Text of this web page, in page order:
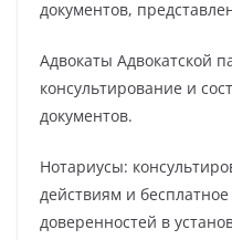
документов,
Адвокаты Адвокатской
консультирование и
документов.
Нотариусы:
действиям и
доверенностей в